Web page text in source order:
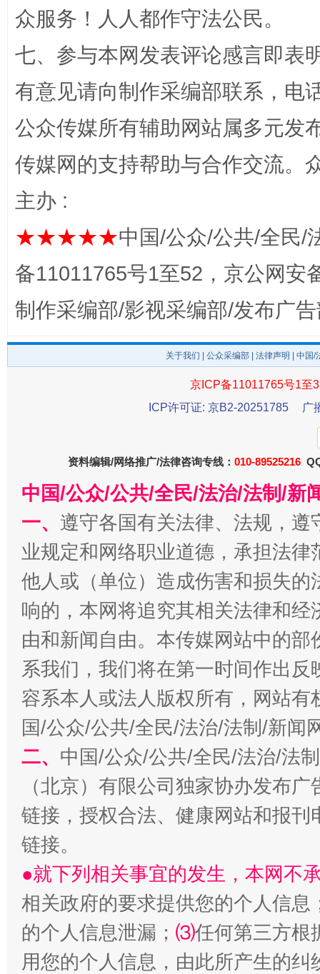
东山县通报“牛蛙产品抗生素超标问题” 法
揭开“小金库”的免责幌子
受贿1.44亿！段成刚被判无期 从幼
众服务！人人都作守法公民。
七、参与本网发表评论感言即表
有意见请向制作采编部联系，电
公众传媒所有辅助网站属多元发
传媒网的支持帮助与合作交流。
主办 :
★★★★★中国/公众/公共/全民/
备11011765号1至52，京公网安
制作采编部/影视采编部/发布广
关于我们 公众采编部 法律声明 | 中国
京ICP备11011765号1至
ICP许可证: 京B2-20251785
广
资料编辑/网络推广/法律咨询专线： 010-89525216
中国/公众/公共/全民/法治/法制/新
一、 遵守各国有关法律、法规，
业规定和网络职业道德，承担法
他人或（单位）造成伤害和损失
响的，本网将追究其相关法律和
由和新闻自由。本传媒网站中的
系我们，我们将在第一时间作出
容系本人或法人版权所有，网站
国/公众/公共/全民/法治/法制/新闻
二、 中国/公众/公共/全民/法治/法
（北京）有限公司独家协办发布
链接，授权合法、健康网站和报
链接。
●就下列相关事宜的发生，本网不
相关政府的要求提供您的个人信息
的个人信息泄漏； ⑶任何第三方根
用您的个人信息，由此所产生的纠